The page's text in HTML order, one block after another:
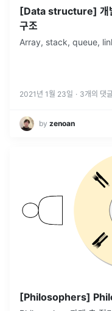
[Data structure] 개
구조
Array, stack, queue,
2021년 1월 23일 · 3개의 댓
by zenoan
[Philosophers]